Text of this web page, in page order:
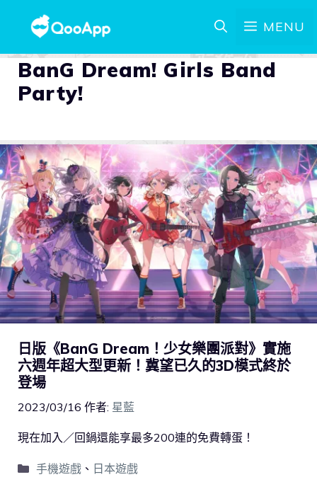
MENU
BanG Dream! Girls Band
Party!
日版《BanG Dream！少女樂團派對》實施
六週年超大型更新！冀望已久的3D模式終於
登場
2023/03/16 作者: 星藍
現在加入／回鍋還能享最多200連的免費轉蛋！
手機遊戲、 日本遊戲